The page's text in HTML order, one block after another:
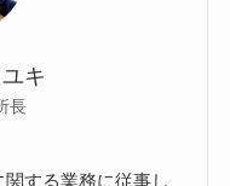
キ
長
する業務に従事し